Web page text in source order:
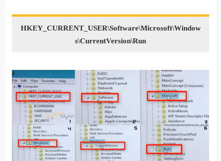
HKEY_CURRENT_USER\Software\Microsoft\Window
s\CurrentVersion\Run